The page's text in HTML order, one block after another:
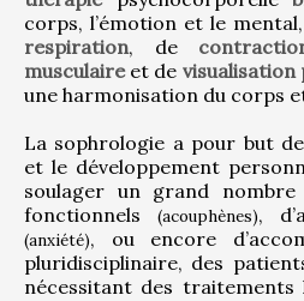
respiration, de
musculaire et de visualisation
une harmonisation du corps
La sophrologie a pour but
et le développement
soulager un grand
fonctionnels (acouphènes)
(anxiété), ou encore
pluridisciplinaire, des
nécessitant des